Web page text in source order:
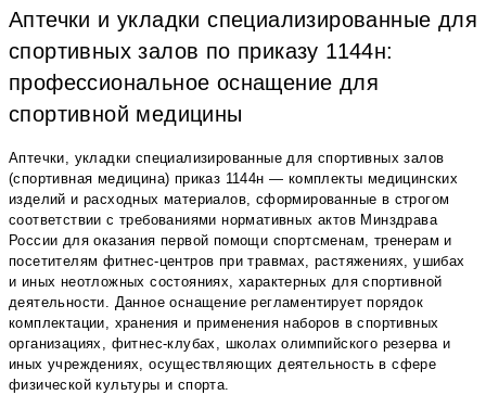
Аптечки и укладки специализированные для
спортивных залов по приказу 1144н:
профессиональное оснащение для
спортивной медицины
Аптечки, укладки специализированные для спортивных залов
(спортивная медицина) приказ 1144н — комплекты медицинских
изделий и расходных материалов, сформированные в строгом
соответствии с требованиями нормативных актов Минздрава
России для оказания первой помощи спортсменам, тренерам и
посетителям фитнес-центров при травмах, растяжениях, ушибах
и иных неотложных состояниях, характерных для спортивной
деятельности. Данное оснащение регламентирует порядок
комплектации, хранения и применения наборов в спортивных
организациях, фитнес-клубах, школах олимпийского резерва и
иных учреждениях, осуществляющих деятельность в сфере
физической культуры и спорта.